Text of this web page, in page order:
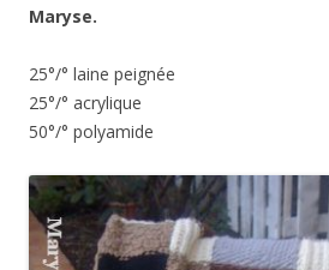
Maryse.
25°/° laine peignée
25°/° acrylique
50°/° polyamide